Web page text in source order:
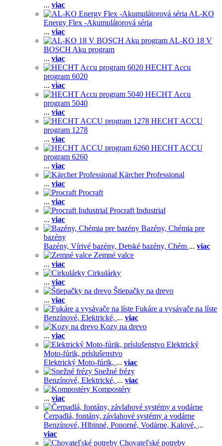
... viac
AL-KO
Energy Flex -Akumulátorová séria
... viac
AL-KO 18 V
BOSCH Aku program
... viac
HECHT Accu
program 6020
... viac
HECHT Accu
program 5040
... viac
HECHT ACCU
program 1278
... viac
HECHT ACCU
program 6260
... viac
Kärcher Professional
... viac
Procraft
... viac
Procraft Industrial
... viac
Bazény, Chémia pre
bazény
Bazény, Vírivé bazény, Detské bazény, Chém ... viac
Zemné valce
... viac
Cirkulárky
... viac
Štiepačky na drevo
... viac
Fukáre a vysávače na líste
Benzínové, Elektrické, ... viac
Kozy na drevo
... viac
Elektrický
Moto-fúrik, príslušenstvo
Elektrický Moto-fúrik, ... viac
Snežné frézy
Benzínové, Elektrické, ... viac
Kompostéry
... viac
Čerpadlá, fontány, závlahové systémy a vodárne
Benzínové, Hlbinné, Ponorné, Vodárne, Kalové, ...
viac
Chovateľské potreby